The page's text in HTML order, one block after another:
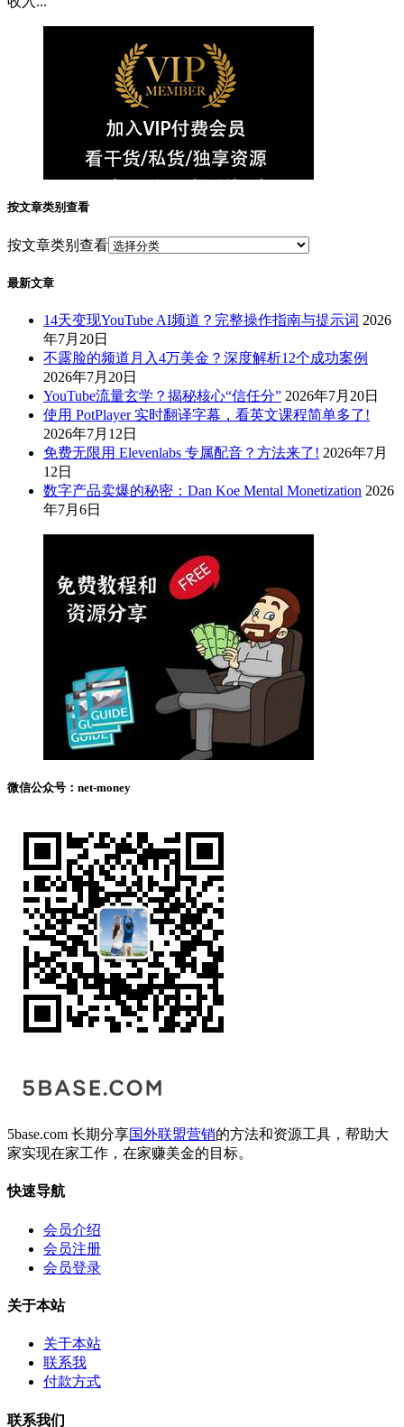
按文章类别查看
按文章类别查看
最新文章
14天变现YouTube AI频道？完整操作指南与提示词 2026
年7月20日
不露脸的频道月入4万美金？深度解析12个成功案例
2026年7月20日
YouTube流量玄学？揭秘核心“信任分” 2026年7月20日
使用 PotPlayer 实时翻译字幕，看英文课程简单多了!
2026年7月12日
免费无限用 Elevenlabs 专属配音？方法来了! 2026年7月
12日
数字产品卖爆的秘密：Dan Koe Mental Monetization 2026
年7月6日
微信公众号：net-money
5base.com 长期分享国外联盟营销的方法和资源工具，帮助大
家实现在家工作，在家赚美金的目标。
快速导航
会员介绍
会员注册
会员登录
关于本站
关于本站
联系我
付款方式
联系我们